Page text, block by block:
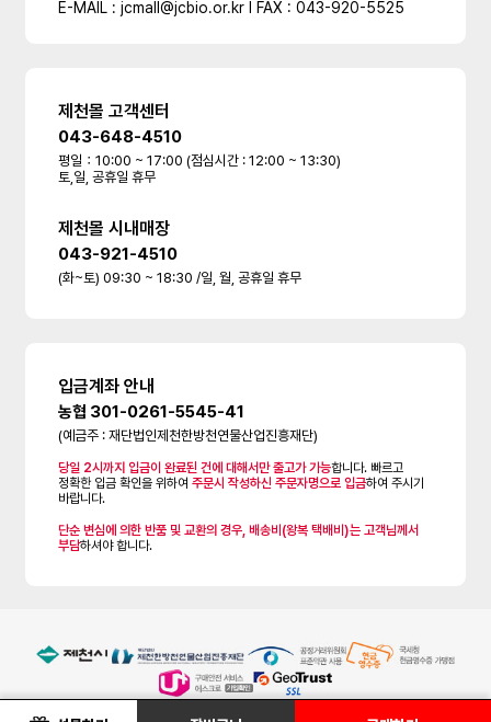
E-MAIL : jcmall@jcbio.or.kr l FAX : 043-920-5525
제천몰 고객센터
043-648-4510
평일：10:00 ~ 17:00 (점심시간 : 12:00 ~ 13:30)
토,일, 공휴일 휴무
제천몰 시내매장
043-921-4510
(화~토) 09:30 ~ 18:30 /일, 월, 공휴일 휴무
입금계좌 안내
농협 301-0261-5545-41
(예금주 : 재단법인제천한방천연물산업진흥재단)
당일 2시까지 입금이 완료된 건에 대해서만 출고가 가능합니다. 빠르고
정확한 입금 확인을 위하여주문시 작성하신 주문자명으로 입금하여 주시기
바랍니다.
단순 변심에 의한 반품 및 교환의 경우, 배송비(왕복 택배비)는 고객님께서
부담하셔야 합니다.